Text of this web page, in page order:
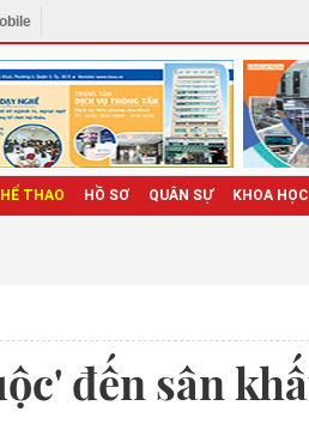
THAO HỒ SƠ QUÂN SỰ KHOA
đến sân